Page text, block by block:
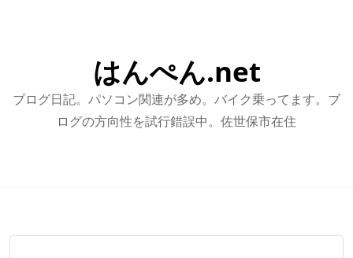
はんぺん.net
ブログ日記。パソコン関連が多め。バイク乗ってます。ブ
ログの方向性を試行錯誤中。佐世保市在住